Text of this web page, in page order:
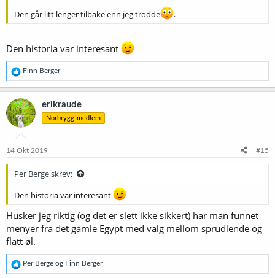
Den går litt lenger tilbake enn jeg trodde .
Den historia var interesant
R
e
a
k
s
j
o
e
Finn Berger
erikraude
Norbrygg-medlem
14 Okt 2019 #15
Per Berge skrev:
Den historia var interesant
Husker jeg riktig (og det er slett ikke sikkert) har man funnet
menyer fra det gamle Egypt med valg mellom sprudlende og
flatt øl.
R
e
Per Berge og Finn Berger